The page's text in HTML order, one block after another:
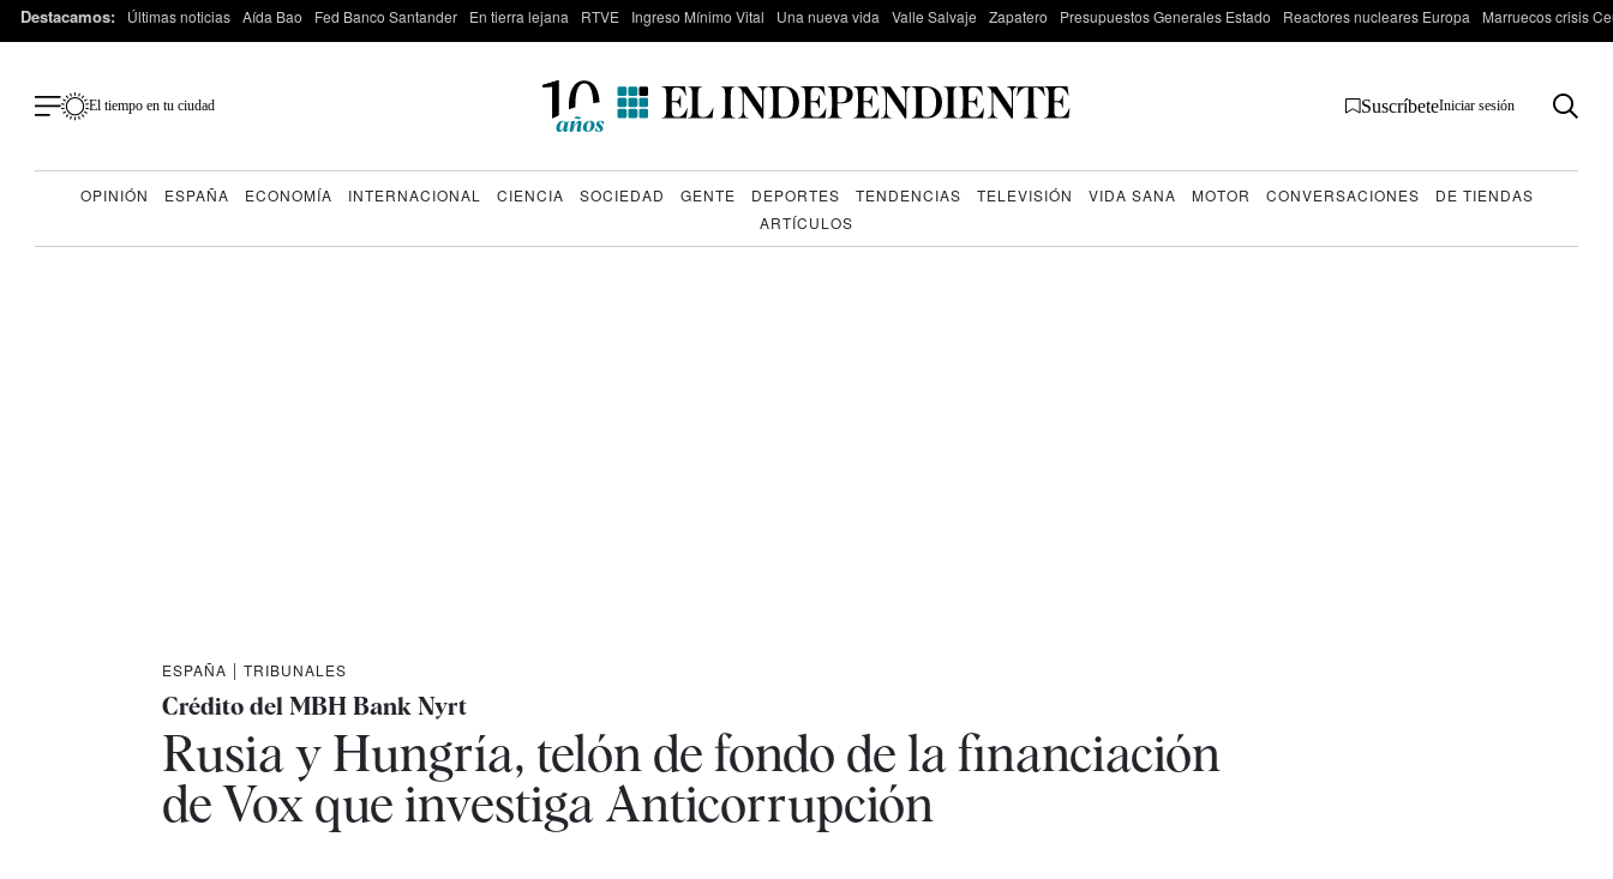
Destacamos: Últimas noticias Aída Bao Fed Banco Santander En tierra lejana RTVE Ingreso Mínimo Vital Una nueva vida Valle Salvaje Zapatero Presupuestos Generales Estado Reactores nucleares Europa Marruecos crisis
El tiempo en tu ciudad SuscríbeteIniciar sesión
OPINIÓN ESPAÑA ECONOMÍA INTERNACIONAL CIENCIA SOCIEDAD GENTE DEPORTES TENDENCIAS TELEVISIÓN VIDA SANA MOTOR CONVERSACIONES
DE TIENDAS
ARTÍCULOS
ESPAÑA | TRIBUNALES
Crédito del MBH Bank Nyrt
Rusia y Hungría, telón de fondo de la financiación
de Vox que investiga Anticorrupción